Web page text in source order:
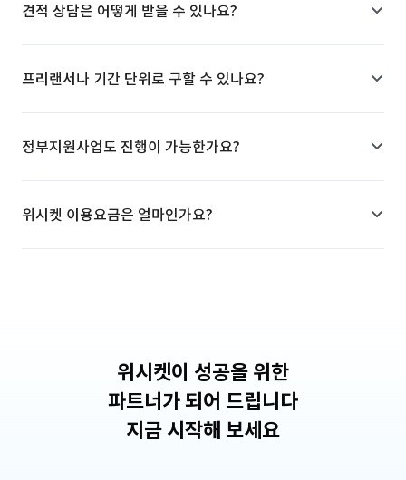
견적 상담은 어떻게 받을 수 있나요?
프리랜서나 기간 단위로 구할 수 있나요?
정부지원사업도 진행이 가능한가요?
위시켓 이용요금은 얼마인가요?
위시켓이 성공을 위한
파트너가 되어 드립니다
지금 시작해 보세요